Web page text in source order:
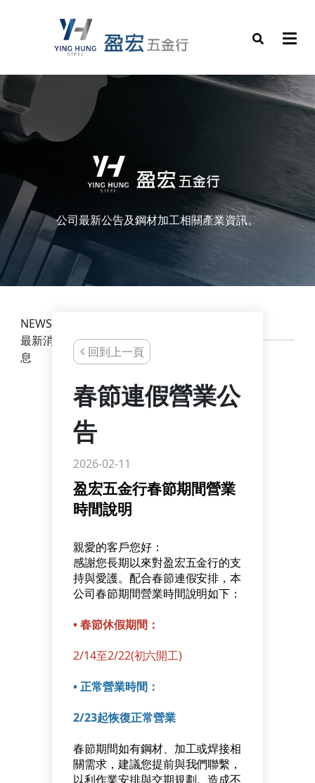
公司最新公告及鋼材加工相關產業資訊。
NEWS
最新消
息
回到上一頁
春節連假營業公
告
2026-02-11
盈宏五金行春節期間營業
時間說明
親愛的客戶您好：
感謝您長期以來對盈宏五金行的支
持與愛護。配合春節連假安排，本
公司春節期間營業時間說明如下：
•春節休假期間：
2/14至2/22(初六開工)
•正常營業時間：
2/23起恢復正常營業
春節期間如有鋼材、加工或焊接相
關需求，建議您提前與我們聯繫，
以利作業安排與交期規劃。造成不